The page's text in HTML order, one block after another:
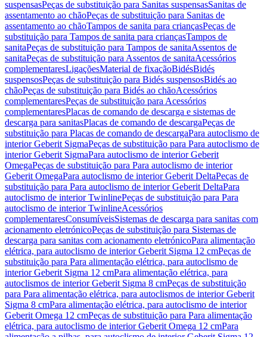
suspensasPeças de substituição para Sanitas suspensasSanitas de
assentamento ao chãoPeças de substituição para Sanitas de
assentamento ao chãoTampos de sanita para criançasPeças de
substituição para Tampos de sanita para criançasTampos de
sanitaPeças de substituição para Tampos de sanitaAssentos de
sanitaPeças de substituição para Assentos de sanitaAcessórios
complementaresLigaçõesMaterial de fixaçãoBidésBidés
suspensosPeças de substituição para Bidés suspensosBidés ao
chãoPeças de substituição para Bidés ao chãoAcessórios
complementaresPeças de substituição para Acessórios
complementaresPlacas de comando de descarga e sistemas de
descarga para sanitasPlacas de comando de descargaPeças de
substituição para Placas de comando de descargaPara autoclismo de
interior Geberit SigmaPeças de substituição para Para autoclismo de
interior Geberit SigmaPara autoclismo de interior Geberit
OmegaPeças de substituição para Para autoclismo de interior
Geberit OmegaPara autoclismo de interior Geberit DeltaPeças de
substituição para Para autoclismo de interior Geberit DeltaPara
autoclismo de interior TwinlinePeças de substituição para Para
autoclismo de interior TwinlineAcessórios
complementaresConsumíveisSistemas de descarga para sanitas com
acionamento eletrónicoPeças de substituição para Sistemas de
descarga para sanitas com acionamento eletrónicoPara alimentação
elétrica, para autoclismo de interior Geberit Sigma 12 cmPeças de
substituição para Para alimentação elétrica, para autoclismo de
interior Geberit Sigma 12 cmPara alimentação elétrica, para
autoclismos de interior Geberit Sigma 8 cmPeças de substituição
para Para alimentação elétrica, para autoclismos de interior Geberit
Sigma 8 cmPara alimentação elétrica, para autoclismo de interior
Geberit Omega 12 cmPeças de substituição para Para alimentação
elétrica, para autoclismo de interior Geberit Omega 12 cmPara